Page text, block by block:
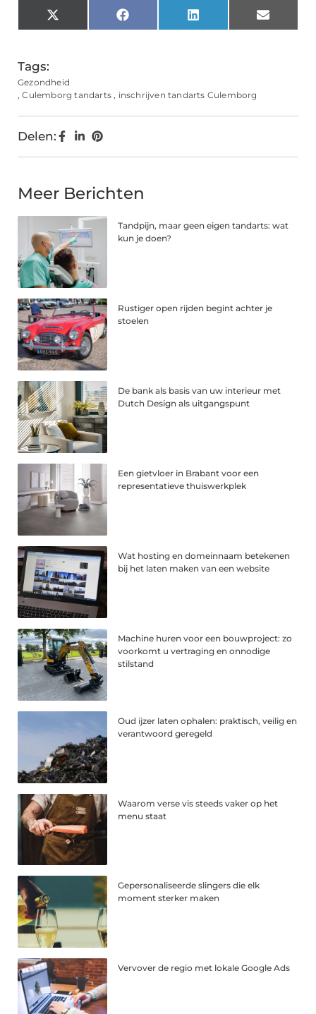
X
(Twitter)
Facebook LinkedIn Email
Tags:
Gezondheid
,Culemborg tandarts , inschrijven tandarts Culemborg
Delen:
Meer Berichten
Tandpijn, maar geen eigen tandarts: wat
kun je doen?
Rustiger open rijden begint achter je
stoelen
De bank als basis van uw interieur met
Dutch Design als uitgangspunt
Een gietvloer in Brabant voor een
representatieve thuiswerkplek
Wat hosting en domeinnaam betekenen
bij het laten maken van een website
Machine huren voor een bouwproject: zo
voorkomt u vertraging en onnodige
stilstand
Oud ijzer laten ophalen: praktisch, veilig en
verantwoord geregeld
Waarom verse vis steeds vaker op het
menu staat
Gepersonaliseerde slingers die elk
moment sterker maken
Vervover de regio met lokale Google Ads